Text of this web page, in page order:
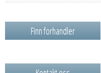
Finn forhandler